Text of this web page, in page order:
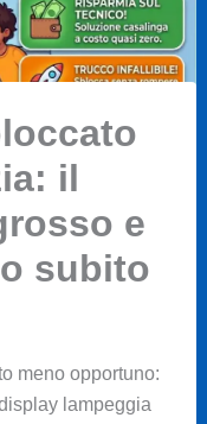
il
e
subito
meno opportuno:
lampeggia